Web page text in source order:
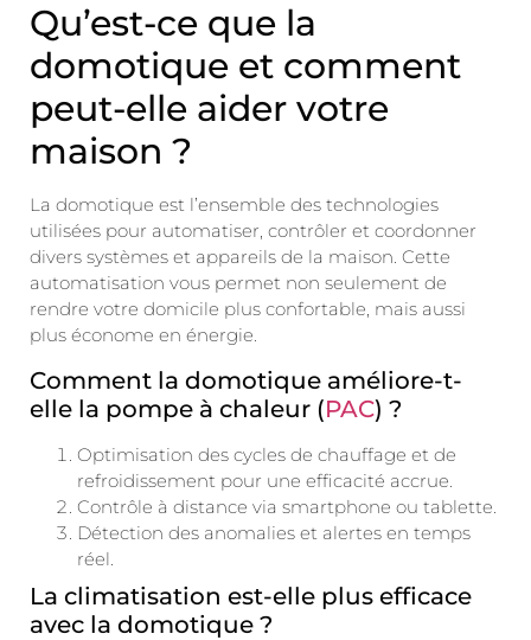
Qu’est-ce que la
domotique et comment
peut-elle aider votre
maison ?
La domotique est l’ensemble des technologies
utilisées pour automatiser, contrôler et coordonner
divers systèmes et appareils de la maison. Cette
automatisation vous permet non seulement de
rendre votre domicile plus confortable, mais aussi
plus économe en énergie.
Comment la domotique améliore-t-
elle la pompe à chaleur (PAC) ?
Optimisation des cycles de chauffage et de
refroidissement pour une efficacité accrue.
Contrôle à distance via smartphone ou tablette.
Détection des anomalies et alertes en temps
réel.
La climatisation est-elle plus efficace
avec la domotique ?